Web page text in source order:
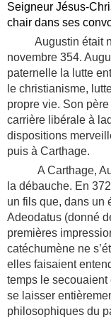
Seigneur Jésus-
chair dans ses
Augustin était né
novembre 354.
paternelle la lutte
le christianisme,
propre vie. Son
carrière libérale à
dispositions
puis à Carthage.
A Carthage,
la débauche. En
un fils que, dans un
Adeodatus (donné
premières
catéchumène ne
elles faisaient
temps le secouaient
se laisser
philosophiques du